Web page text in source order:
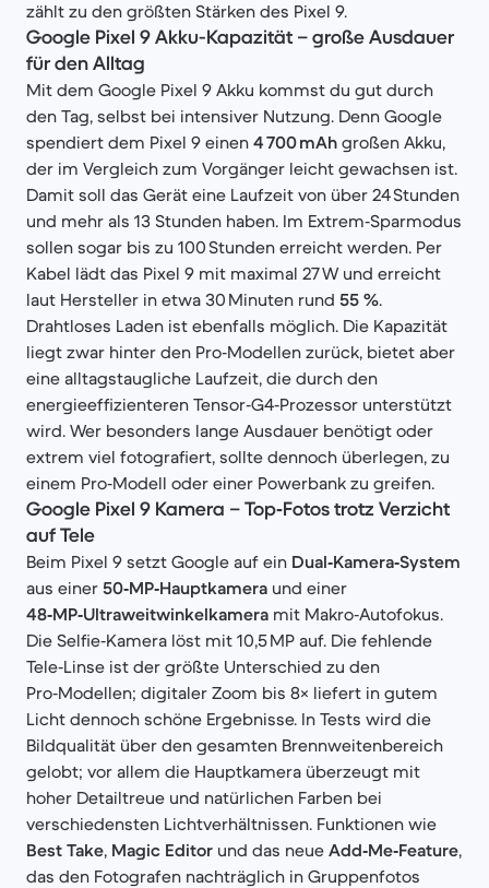
zählt zu den größten Stärken des Pixel 9.
Google Pixel 9 Akku-Kapazität – große Ausdauer
für den Alltag
Mit dem Google Pixel 9 Akku kommst du gut durch
den Tag, selbst bei intensiver Nutzung. Denn Google
spendiert dem Pixel 9 einen 4 700 mAh großen Akku,
der im Vergleich zum Vorgänger leicht gewachsen ist.
Damit soll das Gerät eine Laufzeit von über 24 Stunden
und mehr als 13 Stunden haben. Im Extrem‑Sparmodus
sollen sogar bis zu 100 Stunden erreicht werden. Per
Kabel lädt das Pixel 9 mit maximal 27 W und erreicht
laut Hersteller in etwa 30 Minuten rund 55 %.
Drahtloses Laden ist ebenfalls möglich. Die Kapazität
liegt zwar hinter den Pro‑Modellen zurück, bietet aber
eine alltagstaugliche Laufzeit, die durch den
energieeffizienteren Tensor‑G4‑Prozessor unterstützt
wird. Wer besonders lange Ausdauer benötigt oder
extrem viel fotografiert, sollte dennoch überlegen, zu
einem Pro‑Modell oder einer Powerbank zu greifen.
Google Pixel 9 Kamera – Top‑Fotos trotz Verzicht
auf Tele
Beim Pixel 9 setzt Google auf ein Dual‑Kamera‑System
aus einer 50‑MP‑Hauptkamera und einer
48‑MP‑Ultraweitwinkelkamera mit Makro‑Autofokus.
Die Selfie‑Kamera löst mit 10,5 MP auf. Die fehlende
Tele‑Linse ist der größte Unterschied zu den
Pro‑Modellen; digitaler Zoom bis 8× liefert in gutem
Licht dennoch schöne Ergebnisse. In Tests wird die
Bildqualität über den gesamten Brennweitenbereich
gelobt; vor allem die Hauptkamera überzeugt mit
hoher Detailtreue und natürlichen Farben bei
verschiedensten Lichtverhältnissen. Funktionen wie
Best Take, Magic Editor und das neue Add‑Me‑Feature,
das den Fotografen nachträglich in Gruppenfotos